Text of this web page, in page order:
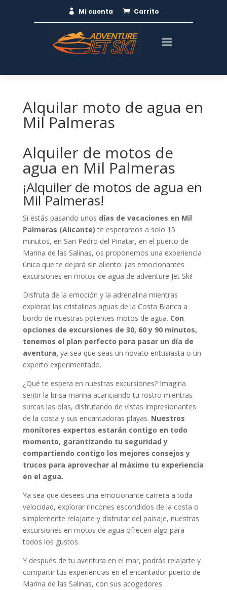
 Mi cuenta  Carrito
Alquilar moto de agua en
Mil Palmeras
Alquiler de motos de
agua en Mil Palmeras
¡Alquiler de motos de agua en
Mil Palmeras!
Si estás pasando unos días de vacaciones en Mil
Palmeras (Alicante) te esperamos a solo 15
minutos, en San Pedro del Pinatar, en el puerto de
Marina de las Salinas, os proponemos una experiencia
única que te dejará sin aliento: ¡las emocionantes
excursiones en motos de agua de adventure Jet Ski!
Disfruta de la emoción y la adrenalina mientras
exploras las cristalinas aguas de la Costa Blanca a
bordo de nuestras potentes motos de agua. Con
opciones de excursiones de 30, 60 y 90 minutos,
tenemos el plan perfecto para pasar un día de
aventura, ya sea que seas un novato entusiasta o un
experto experimentado.
¿Qué te espera en nuestras excursiones? Imagina
sentir la brisa marina acariciando tu rostro mientras
surcas las olas, disfrutando de vistas impresionantes
de la costa y sus encantadoras playas. Nuestros
monitores expertos estarán contigo en todo
momento, garantizando tu seguridad y
compartiendo contigo los mejores consejos y
trucos para aprovechar al máximo tu experiencia
en el agua.
Ya sea que desees una emocionante carrera a toda
velocidad, explorar rincones escondidos de la costa o
simplemente relajarte y disfrutar del paisaje, nuestras
excursiones en motos de agua ofrecen algo para
todos los gustos.
Y después de tu aventura en el mar, podrás relajarte y
compartir tus experiencias en el encantador puerto de
Marina de las Salinas, con sus acogedores